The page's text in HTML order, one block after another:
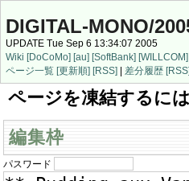
DIGITAL-MONO/
UPDATE Tue Sep 6 13:34:07 2005
Wiki [DoCoMo] [au] [SoftBank] [WILLCOM]
ページ一覧 [更新順] [RSS] | 差分履歴
ページを凍結するに
編集枠
パスワード